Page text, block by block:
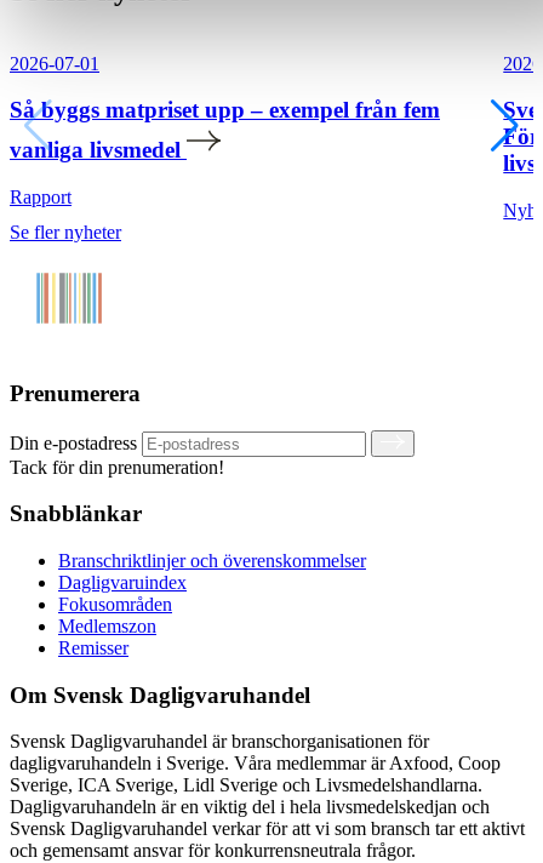
2026-07-01
Så byggs matpriset upp – exempel från fem
vanliga livsmedel
Rapport
Se fler nyheter
Prenumerera
Din e-postadress
Tack för din prenumeration!
Snabblänkar
Branschriktlinjer och överenskommelser
Dagligvaruindex
Fokusområden
Medlemszon
Remisser
Om Svensk Dagligvaruhandel
Svensk Dagligvaruhandel är branschorganisationen för
dagligvaruhandeln i Sverige. Våra medlemmar är Axfood, Coop
Sverige, ICA Sverige, Lidl Sverige och Livsmedelshandlarna.
Dagligvaruhandeln är en viktig del i hela livsmedelskedjan och
Svensk Dagligvaruhandel verkar för att vi som bransch tar ett aktivt
och gemensamt ansvar för konkurrensneutrala frågor.